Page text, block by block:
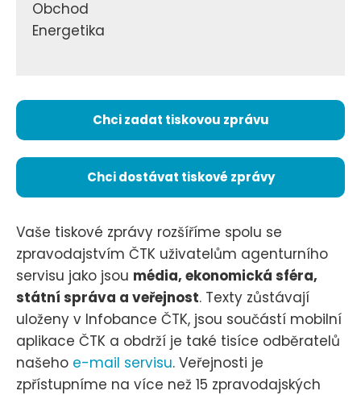
Obchod
Energetika
Chci zadat tiskovou zprávu
Chci dostávat tiskové zprávy
Vaše tiskové zprávy rozšíříme spolu se
zpravodajstvím ČTK uživatelům agenturního
servisu jako jsou média, ekonomická sféra,
státní správa a veřejnost. Texty zůstávají
uloženy v Infobance ČTK, jsou součástí mobilní
aplikace ČTK a obdrží je také tisíce odběratelů
našeho e-mail servisu. Veřejnosti je
zpřístupníme na více než 15 zpravodajských